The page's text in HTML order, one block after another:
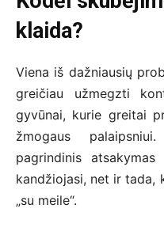
klaida?
Viena iš dažniausių
greičiau užmegzti
gyvūnai, kurie greitai
žmogaus
pagrindinis
kandžiojasi, net ir tada,
„su meile“.